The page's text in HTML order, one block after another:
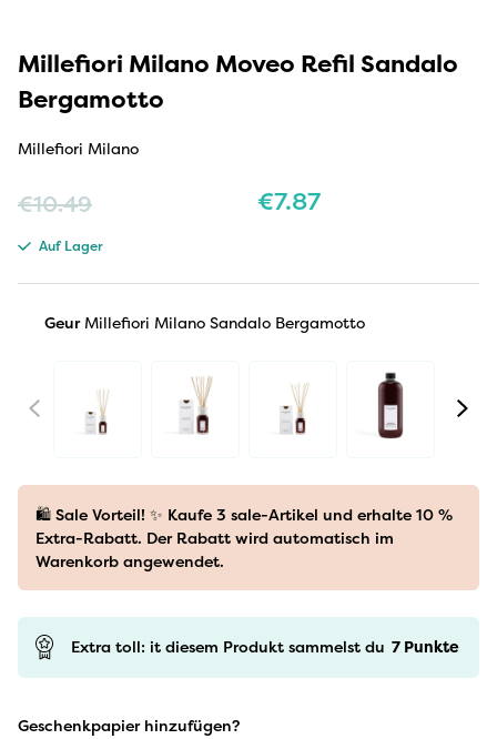
Millefiori Milano Moveo Refil Sandalo
Bergamotto
Millefiori Milano
€10.49 €7.87
Auf Lager
Geur Millefiori Milano Sandalo Bergamotto
🛍️ Sale Vorteil! ✨ Kaufe 3 sale-Artikel und erhalte 10 %
Extra-Rabatt. Der Rabatt wird automatisch im
Warenkorb angewendet.
Extra toll: it diesem Produkt sammelst du 7 Punkte
Geschenkpapier hinzufügen?